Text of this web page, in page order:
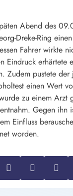
Abend des
Dreke-Ring
Fahrer wirkte
Eindruck erhärtete
Zudem pustete
einen Wert
zu einem Arzt
Gegen ihn
Einfluss
worden.